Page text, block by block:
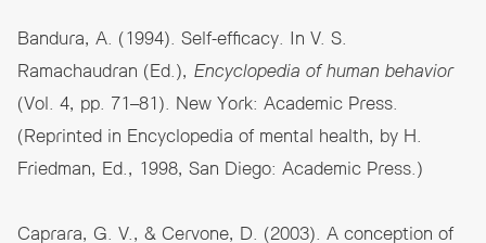
Bandura, A. (1994). Self-efficacy. In V. S.
Ramachaudran (Ed.), Encyclopedia of human behavior
(Vol. 4, pp. 71–81). New York: Academic Press.
(Reprinted in Encyclopedia of mental health, by H.
Friedman, Ed., 1998, San Diego: Academic Press.)
Caprara, G. V., & Cervone, D. (2003). A conception of